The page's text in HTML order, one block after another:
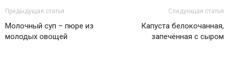
Предыдущая статья
Молочный суп – пюре из
молодых овощей
Следующая статья
Капуста белокочанная,
запечённая с сыром